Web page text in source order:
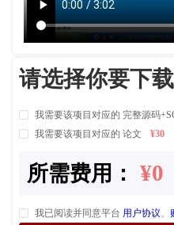
请选择你要下
我需要该项目对应的 完整源码
我需要该项目对应的 论文
¥30
所需费用： ¥0
我已阅读并同意平台 用户协议、